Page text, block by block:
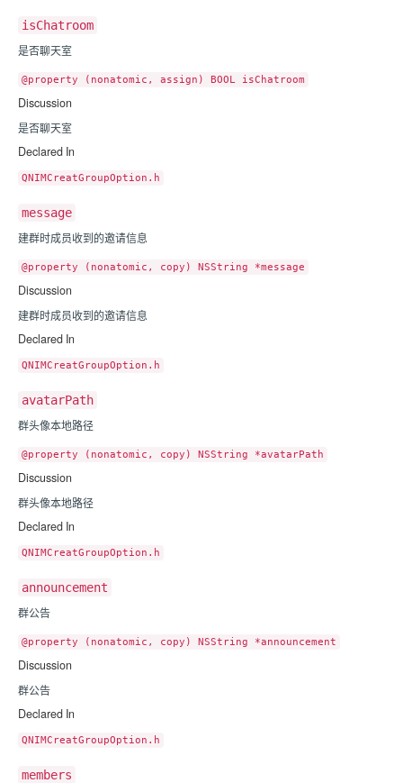
isChatroom
是否聊天室
@property (nonatomic, assign) BOOL isChatroom
Discussion
是否聊天室
Declared In
QNIMCreatGroupOption.h
message
建群时成员收到的邀请信息
@property (nonatomic, copy) NSString *message
Discussion
建群时成员收到的邀请信息
Declared In
QNIMCreatGroupOption.h
avatarPath
群头像本地路径
@property (nonatomic, copy) NSString *avatarPath
Discussion
群头像本地路径
Declared In
QNIMCreatGroupOption.h
announcement
群公告
@property (nonatomic, copy) NSString *announcement
Discussion
群公告
Declared In
QNIMCreatGroupOption.h
members